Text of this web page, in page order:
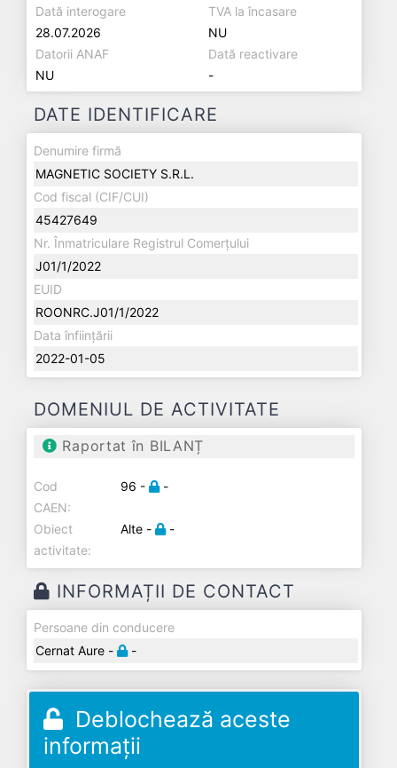
Dată interogare
28.07.2026
TVA la încasare
NU
Datorii ANAF
NU
Dată reactivare
-
DATE IDENTIFICARE
Denumire firmă
MAGNETIC SOCIETY S.R.L.
Cod fiscal (CIF/CUI)
45427649
Nr. Înmatriculare Registrul Comerțului
J01/1/2022
EUID
ROONRC.J01/1/2022
Data înființării
2022-01-05
DOMENIUL DE ACTIVITATE
Raportat în BILANȚ
Cod
CAEN:
96 - -
Obiect
activitate:
Alte - -
INFORMAȚII DE CONTACT
Persoane din conducere
Cernat Aure -
-
Deblochează aceste
informații